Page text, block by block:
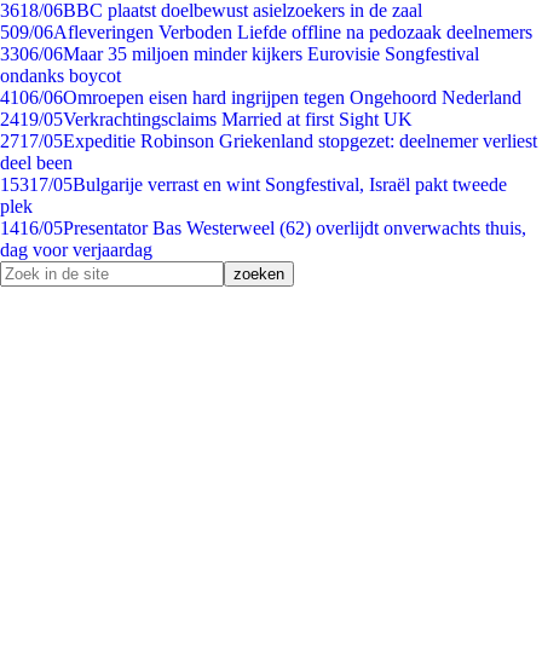
3618/06BBC plaatst doelbewust asielzoekers in de zaal
509/06Afleveringen Verboden Liefde offline na pedozaak deelnemers
3306/06Maar 35 miljoen minder kijkers Eurovisie Songfestival
ondanks boycot
4106/06Omroepen eisen hard ingrijpen tegen Ongehoord Nederland
2419/05Verkrachtingsclaims Married at first Sight UK
2717/05Expeditie Robinson Griekenland stopgezet: deelnemer verliest
deel been
15317/05Bulgarije verrast en wint Songfestival, Israël pakt tweede
plek
1416/05Presentator Bas Westerweel (62) overlijdt onverwachts thuis,
dag voor verjaardag